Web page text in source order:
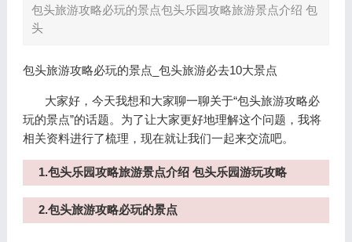
包头旅游攻略必玩的景点包头乐园攻略旅游景点介绍 包
头
包头旅游攻略必玩的景点_包头旅游必去10大景点
大家好，今天我想和大家聊一聊关于“包头旅游攻略必
玩的景点”的话题。为了让大家更好地理解这个问题，我将
相关资料进行了梳理，现在就让我们一起来交流吧。
1.包头乐园攻略旅游景点介绍 包头乐园游玩攻略
2.包头旅游攻略必玩的景点